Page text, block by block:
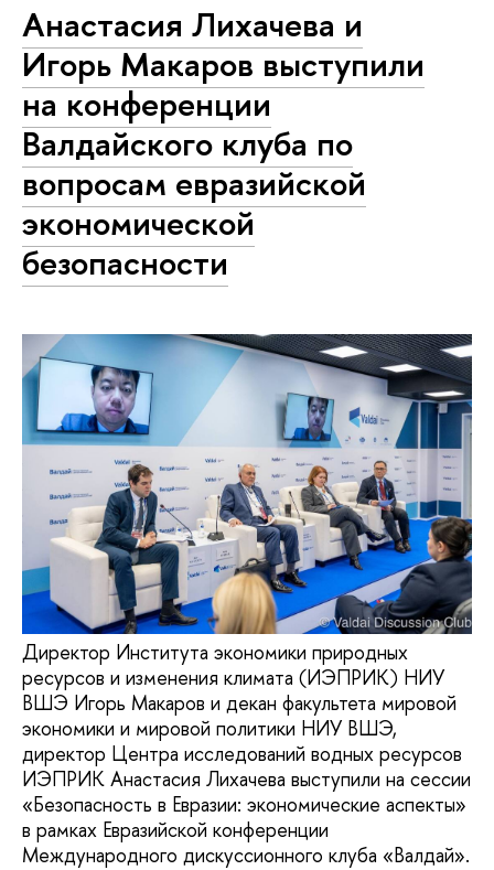
Анастасия Лихачева и
Игорь Макаров выступили
на конференции
Валдайского клуба по
вопросам евразийской
экономической
безопасности
Директор Института экономики природных
ресурсов и изменения климата (ИЭПРИК) НИУ
ВШЭ Игорь Макаров и декан факультета мировой
экономики и мировой политики НИУ ВШЭ,
директор Центра исследований водных ресурсов
ИЭПРИК Анастасия Лихачева выступили на сессии
«Безопасность в Евразии: экономические аспекты»
в рамках Евразийской конференции
Международного дискуссионного клуба «Валдай».